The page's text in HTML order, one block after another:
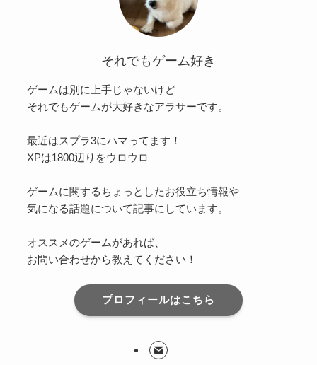
それでもゲーム好き
ゲームは別に上手じゃないけど
それでもゲームが大好きなアラサーです。
最近はスプラ3にハマってます！
XPは1800辺りをウロウロ
ゲームに関するちょっとしたお役立ち情報や
気になる話題について記事にしています。
オススメのゲームがあれば、
お問い合わせから教えてください！
プロフィールはこちら